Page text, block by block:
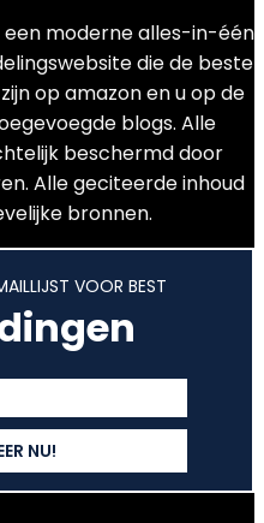
moderne alles-in-één
die de beste
op amazon en u op de
blogs. Alle
beschermd door
Alle geciteerde inhoud
bronnen.
VOOR BEST